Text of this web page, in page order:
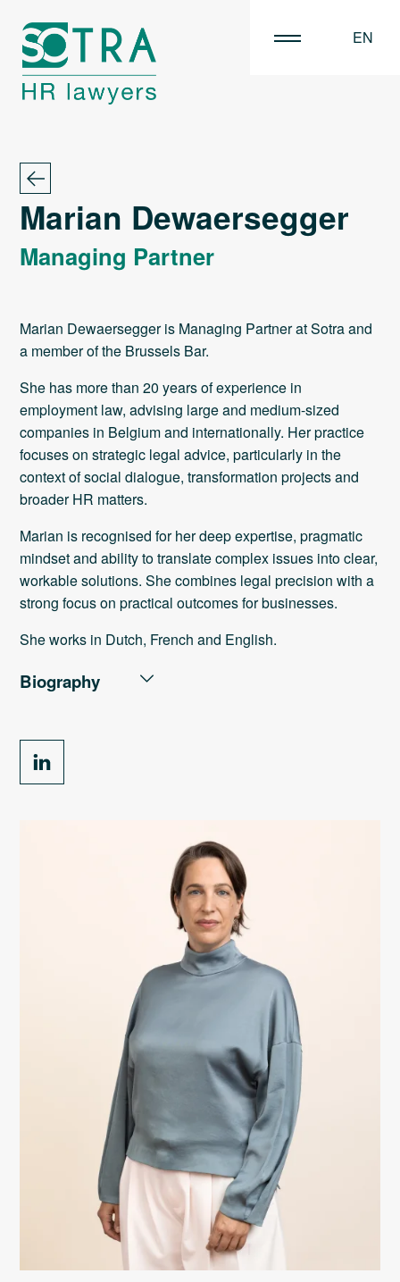
EN
Marian Dewaersegger
Managing Partner
Marian Dewaersegger is Managing Partner at Sotra and
a member of the Brussels Bar.
She has more than 20 years of experience in
employment law, advising large and medium-sized
companies in Belgium and internationally. Her practice
focuses on strategic legal advice, particularly in the
context of social dialogue, transformation projects and
broader HR matters.
Marian is recognised for her deep expertise, pragmatic
mindset and ability to translate complex issues into clear,
workable solutions. She combines legal precision with a
strong focus on practical outcomes for businesses.
She works in Dutch, French and English.
Biography
Sotra : Managing Partner (2024 - ...)
ACADEMIC BACKGROUND
VUB: Additional Master in social law (2007, magna
KU Leuven: Master in law (2004, cum laude)